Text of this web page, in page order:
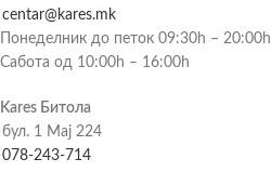
centar@kares.mk
Понеделник до петок 09:30h – 20:00h
Сабота од 10:00h – 16:00h
Kares Битола
бул. 1 Мај 224
078-243-714